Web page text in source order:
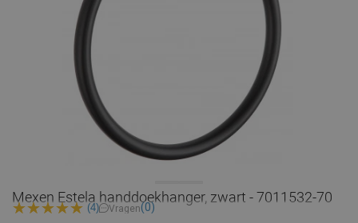
Mexen Estela handdoekhanger, zwart - 7011532-70
(4) Vragen(0)